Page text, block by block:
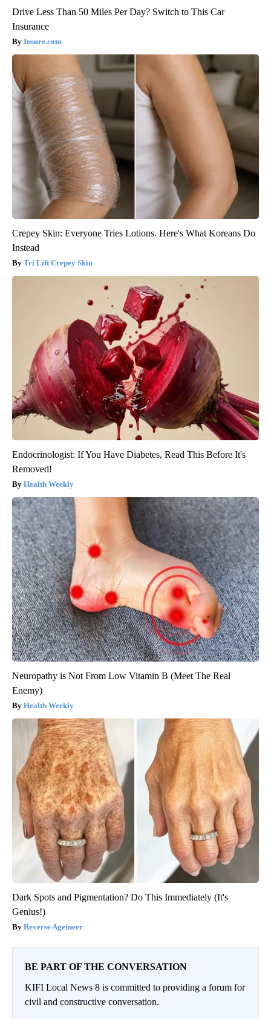
Drive Less Than 50 Miles Per Day? Switch to This Car
Insurance
Insure.com
Crepey Skin: Everyone Tries Lotions. Here's What Koreans Do
Instead
Tri Lift Crepey Skin
Endocrinologist: If You Have Diabetes, Read This Before It's
Removed!
Health Weekly
Neuropathy is Not From Low Vitamin B (Meet The Real
Enemy)
Health Weekly
Dark Spots and Pigmentation? Do This Immediately (It's
Genius!)
Reverse Ageineer
BE PART OF THE CONVERSATION
KIFI Local News 8 is committed to providing a forum for
civil and constructive conversation.